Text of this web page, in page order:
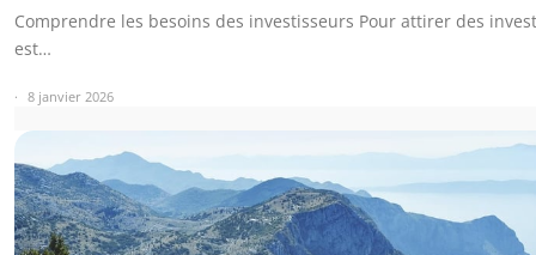
Comprendre les besoins des investisseurs Pour attirer des
est…
8 janvier 2026